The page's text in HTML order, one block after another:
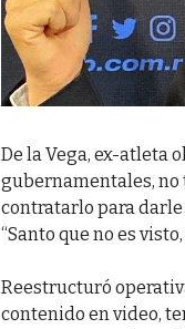
De la Vega, ex-atleta
gubernamentales, no
contratarlo para darle
“Santo que no es
Reestructuró
contenido en video,